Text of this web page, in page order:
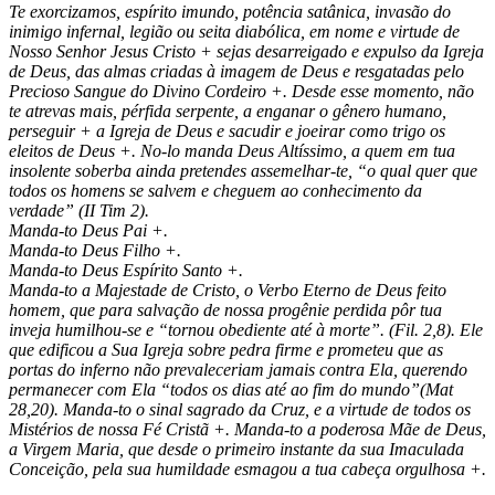
Te exorcizamos, espírito imundo, potência satânica, invasão do
inimigo infernal, legião ou seita diabólica, em nome e virtude de
Nosso Senhor Jesus Cristo + sejas desarreigado e expulso da Igreja
de Deus, das almas criadas à imagem de Deus e resgatadas pelo
Precioso Sangue do Divino Cordeiro +. Desde esse momento, não
te atrevas mais, pérfida serpente, a enganar o gênero humano,
perseguir + a Igreja de Deus e sacudir e joeirar como trigo os
eleitos de Deus +. No-lo manda Deus Altíssimo, a quem em tua
insolente soberba ainda pretendes assemelhar-te, “o qual quer que
todos os homens se salvem e cheguem ao conhecimento da
verdade” (II Tim 2).
Manda-to Deus Pai +.
Manda-to Deus Filho +.
Manda-to Deus Espírito Santo +.
Manda-to a Majestade de Cristo, o Verbo Eterno de Deus feito
homem, que para salvação de nossa progênie perdida pôr tua
inveja humilhou-se e “tornou obediente até à morte”. (Fil. 2,8). Ele
que edificou a Sua Igreja sobre pedra firme e prometeu que as
portas do inferno não prevaleceriam jamais contra Ela, querendo
permanecer com Ela “todos os dias até ao fim do mundo”(Mat
28,20). Manda-to o sinal sagrado da Cruz, e a virtude de todos os
Mistérios de nossa Fé Cristã +. Manda-to a poderosa Mãe de Deus,
a Virgem Maria, que desde o primeiro instante da sua Imaculada
Conceição, pela sua humildade esmagou a tua cabeça orgulhosa +.